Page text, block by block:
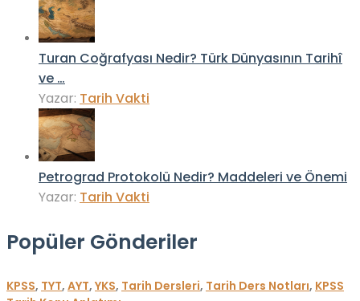
Turan Coğrafyası Nedir? Türk Dünyasının Tarihî
ve …
Yazar: Tarih Vakti
Petrograd Protokolü Nedir? Maddeleri ve Önemi
Yazar: Tarih Vakti
Popüler Gönderiler
KPSS, TYT, AYT, YKS, Tarih Dersleri, Tarih Ders Notları, KPSS